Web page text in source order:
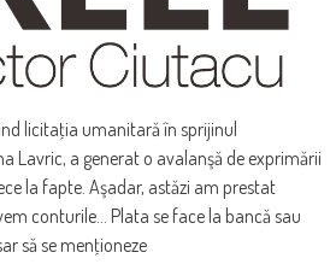
licitaţia umanitară în sprijinul
Lavric, a generat o avalanşă de exprimării
la fapte. Aşadar, astăzi am prestat
conturile… Plata se face la bancă sau
să se menţioneze